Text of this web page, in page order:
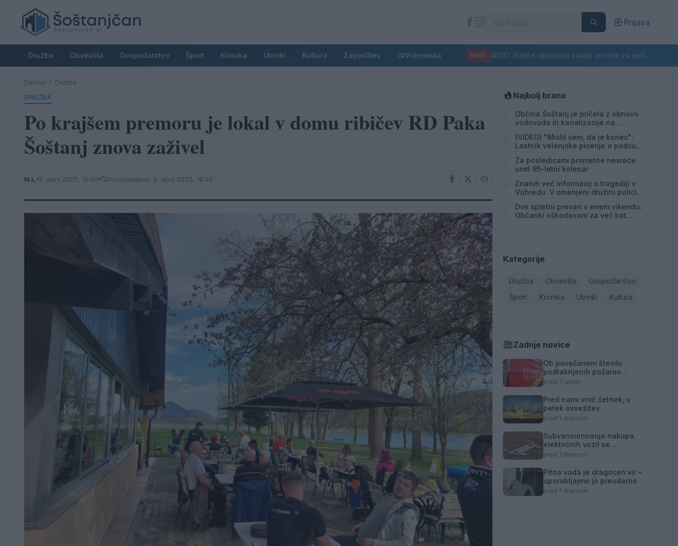
Prijava
Družba Obvestila Gospodarstvo Šport Kronika Utrinki Kultura Zaposlitev Videoteka NOVO ARSO: Rdeče opozorilo zaradi vročine za večino Slovenije
Domov / Družba
DRUŽBA
Po krajšem premoru je lokal v domu ribičev RD Paka
Šoštanj znova zaživel
N.L. 5. april 2025, 19:40 Posodobljeno: 9. april 2025, 18:30
Najbolj brano
Občina Šoštanj je pričela z obnovo
vodovoda in kanalizacije na
(VIDEO) "Mislil sem, da je konec":
Lastnik velenjske picerije o padcu s
Za posledicami prometne nesreče
umrl 95-letni kolesar
Znanih več informacij o tragediji v
Vuhredu: V omenjeni družini policija
Dve spletni prevari v enem vikendu:
Občanki oškodovani za več kot
Kategorije
Družba Obvestila
Gospodarstvo
Šport
Kronika Utrinki Kultura
Zadnje novice
Ob povečanem številu
podtaknjenih požarov
pozivi občanom k
policije
pred 7 urami
Pred nami vroč četrtek, v
petek osvežitev
pred 1 dnevom
Subvencioniranje nakupa
električnih vozil se
zaključuje
pred 1 dnevom
Pitna voda je dragocen vir –
uporabljajmo jo preudarno
pred 1 dnevom